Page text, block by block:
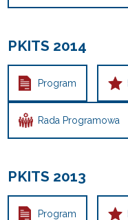
PKITS 2014
Program
Rada Programowa
PKITS 2013
Program